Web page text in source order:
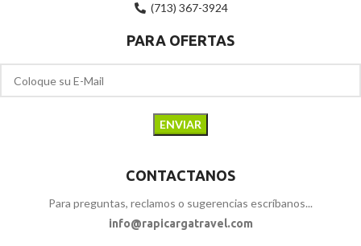
(713) 367-3924
PARA OFERTAS
CONTACTANOS
Para preguntas, reclamos o sugerencias escríbanos...
info@rapicargatravel.com